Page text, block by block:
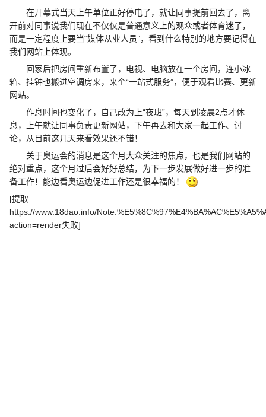
在开幕式当天上午单位正好停电了，就让同事提前回去了，离
开前对同事说我们现在不仅仅是普通意义上的观众或者体育迷了，
而是一定程度上要当“媒体从业人员”，看到什么特别的地方要记得在
我们网站上体现。
回家后把房间重新布置了，电视、电脑放在一个房间，连小冰
箱、挂钟也搬进空调房来，来个“一站式服务”，便于观看比赛、更新
网站。
作息时间也变化了，自己改为上“夜班”，每天到凌晨2点才休
息，上午就让同事负责更新网站，下午再去和大家一起工作、讨
论，从目前这几天来看效果还不错！
关于奥运会的消息是这个月大众关注的焦点，也是我们网站的
绝对重点，这个月过后会好好总结，为下一步发展做好进一步的准
备工作！能边看奥运边促进工作还是很幸福的！
[提取
https://www.18dao.info/
action=render失败]